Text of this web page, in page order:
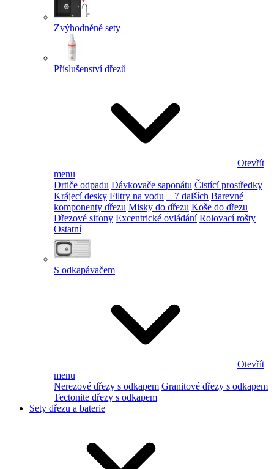
Zvýhodněné sety
Příslušenství dřezů
Otevřít
menu
Drtiče odpadu Dávkovače saponátu Čistící prostředky
Krájecí desky Filtry na vodu + 7 dalších Barevné
komponenty dřezu Misky do dřezu Koše do dřezu
Dřezové sifony Excentrické ovládání Rolovací rošty
Ostatní
S odkapávačem
Otevřít
menu
Nerezové dřezy s odkapem Granitové dřezy s odkapem
Tectonite dřezy s odkapem
Sety dřezu a baterie